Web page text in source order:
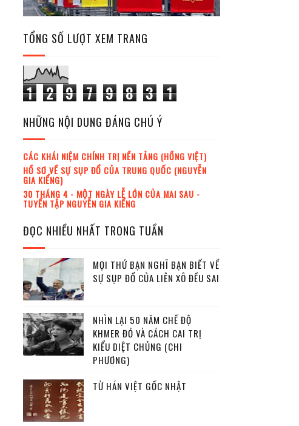
TỔNG SỐ LƯỢT XEM TRANG
1 2 9 7 9 8 3 1
NHỮNG NỘI DUNG ĐÁNG CHÚ Ý
CÁC KHÁI NIỆM CHÍNH TRỊ NỀN TẢNG (HỒNG VIỆT)
HỒ SƠ VỀ SỰ SỤP ĐỔ CỦA TRUNG QUỐC (NGUYỄN
GIA KIỂNG)
30 THÁNG 4 - MỘT NGÀY LỄ LỚN CỦA MAI SAU -
TUYỂN TẬP NGUYỄN GIA KIỂNG
ĐỌC NHIỀU NHẤT TRONG TUẦN
MỌI THỨ BẠN NGHĨ BẠN BIẾT VỀ
SỰ SỤP ĐỔ CỦA LIÊN XÔ ĐỀU SAI
NHÌN LẠI 50 NĂM CHẾ ĐỘ
KHMER ĐỎ VÀ CÁCH CAI TRỊ
KIỂU DIỆT CHỦNG (CHI
PHƯƠNG)
TỪ HÁN VIỆT GỐC NHẬT